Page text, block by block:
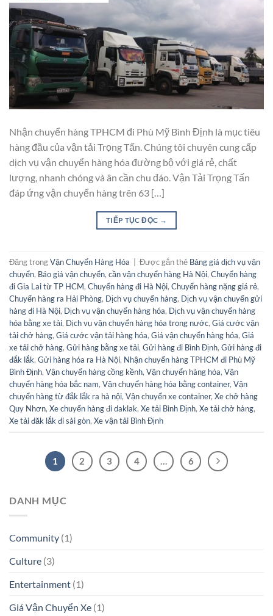
Nhận chuyển hàng TPHCM đi Phù Mỹ Bình Định là mục tiêu
hàng đầu của vận tải Trọng Tấn. Chúng tôi chuyên cung cấp
dịch vụ vận chuyển hàng hóa đường bộ với giá rẻ, chất
lượng, nhanh chóng và ân cần chu đáo. Vận Tải Trọng Tấn
đáp ứng vận chuyển hàng trên 63 […]
TIẾP TỤC ĐỌC →
Đăng trongVận Chuyển Hàng Hóa Được gắn thẻ Bảng giá dịch vụ vận
chuyển, Báo giá vận chuyển, cần vận chuyển hàng Hà Nội, Chuyển hàng
đi Gia Lai từ TP HCM, Chuyển hàng đi Hà Nội, Chuyển hàng nặng giá rẻ,
Chuyển hàng ra Hải Phòng, Dịch vụ chuyển hàng, Dịch vụ vận chuyển gửi
hàng đi Hà Nội, Dịch vụ vận chuyển hàng hóa, Dịch vụ vận chuyển hàng
hóa bằng xe tải, Dịch vụ vận chuyển hàng hóa trong nước, Giá cước vận
tải chở hàng, Giá cước vận tải hàng hóa, Giá vận chuyển hàng hóa, Giá
xe tải chở hàng, Gửi hàng bằng xe tải, Gửi hàng đi Bình Định, Gửi hàng đi
đắk lắk, Gửi hàng hóa ra Hà Nội, Nhận chuyển hàng TPHCM đi Phù Mỹ
Bình Định, Vận chuyển hàng cồng kềnh, Vận chuyển hàng hóa, Vận
chuyển hàng hóa bắc nam, Vận chuyển hàng hóa bằng container, Vận
chuyển hàng từ đắk lắk ra hà nội, Vận chuyển xe container, Xe chở hàng
Quy Nhơn, Xe chuyển hàng đi daklak, Xe tải Bình Định, Xe tải chở hàng,
Xe tải đăk lắk đi sài gòn, Xe vận tải Bình Định
1 2 3 4 … 6
DANH MỤC
Community (1)
Culture (3)
Entertainment (1)
Giá Vận Chuyển Xe (1)